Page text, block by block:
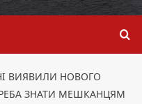
ВИЯВИЛИ НОВОГО
ЗНАТИ МЕШКАНЦЯМ